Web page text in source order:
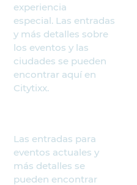
experiencia
especial. Las entradas
y más detalles sobre
los eventos y las
ciudades se pueden
encontrar aquí en
Citytixx.
Las entradas para
eventos actuales y
más detalles se
pueden encontrar